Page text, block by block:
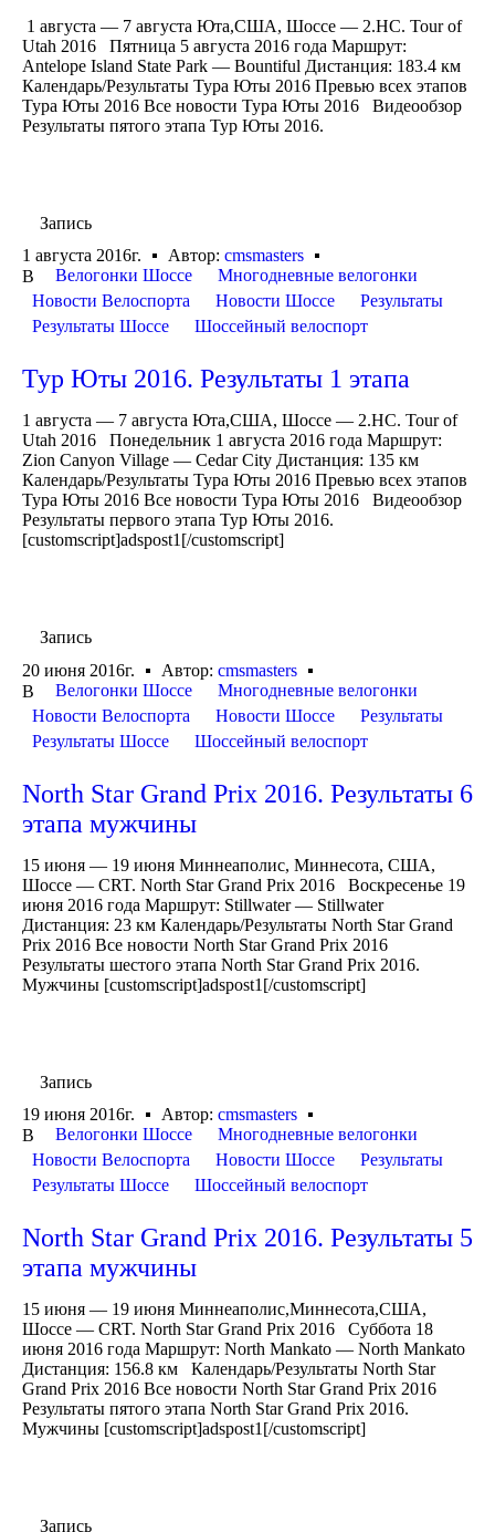
1 августа — 7 августа Юта,США, Шоссе — 2.HC. Tour of
Utah 2016 Пятница 5 августа 2016 года Маршрут:
Antelope Island State Park — Bountiful Дистанция: 183.4 км
Календарь/Результаты Тура Юты 2016 Превью всех этапов
Тура Юты 2016 Все новости Тура Юты 2016 Видеообзор
Результаты пятого этапа Тур Юты 2016.
Запись
1 августа 2016г.
Автор: cmsmasters
В
Велогонки Шоссе
Многодневные велогонки
Новости Велоспорта
Новости Шоссе
Результаты
Результаты Шоссе
Шоссейный велоспорт
Тур Юты 2016. Результаты 1 этапа
1 августа — 7 августа Юта,США, Шоссе — 2.HC. Tour of
Utah 2016 Понедельник 1 августа 2016 года Маршрут:
Zion Canyon Village — Cedar City Дистанция: 135 км
Календарь/Результаты Тура Юты 2016 Превью всех этапов
Тура Юты 2016 Все новости Тура Юты 2016 Видеообзор
Результаты первого этапа Тур Юты 2016.
[customscript]adspost1[/customscript]
Запись
20 июня 2016г.
Автор: cmsmasters
В
Велогонки Шоссе
Многодневные велогонки
Новости Велоспорта
Новости Шоссе
Результаты
Результаты Шоссе
Шоссейный велоспорт
North Star Grand Prix 2016. Результаты 6
этапа мужчины
15 июня — 19 июня Миннеаполис, Миннесота, США,
Шоссе — CRT. North Star Grand Prix 2016 Воскресенье 19
июня 2016 года Маршрут: Stillwater — Stillwater
Дистанция: 23 км Календарь/Результаты North Star Grand
Prix 2016 Все новости North Star Grand Prix 2016
Результаты шестого этапа North Star Grand Prix 2016.
Мужчины [customscript]adspost1[/customscript]
Запись
19 июня 2016г.
Автор: cmsmasters
В
Велогонки Шоссе
Многодневные велогонки
Новости Велоспорта
Новости Шоссе
Результаты
Результаты Шоссе
Шоссейный велоспорт
North Star Grand Prix 2016. Результаты 5
этапа мужчины
15 июня — 19 июня Миннеаполис,Миннесота,США,
Шоссе — CRT. North Star Grand Prix 2016 Суббота 18
июня 2016 года Маршрут: North Mankato — North Mankato
Дистанция: 156.8 км Календарь/Результаты North Star
Grand Prix 2016 Все новости North Star Grand Prix 2016
Результаты пятого этапа North Star Grand Prix 2016.
Мужчины [customscript]adspost1[/customscript]
Запись